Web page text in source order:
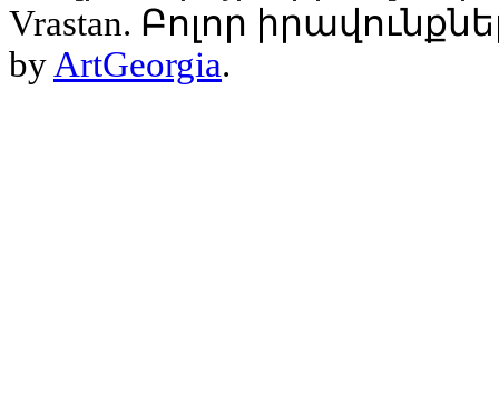
Vrastan. Բոլոր
by ArtGeorgia.